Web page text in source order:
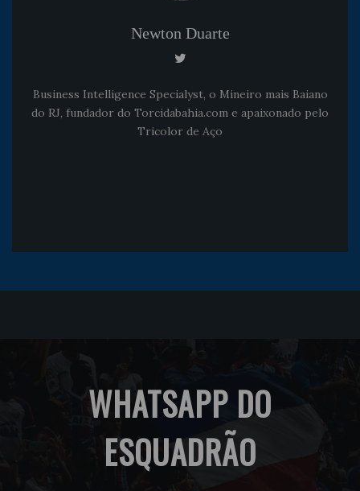
Newton Duarte
Business Intelligence Specialyst, o Mineiro mais Baiano
do RJ, fundador do Torcidabahia.com e apaixonado pelo
Tricolor de Aço
WHATSAPP DO
ESQUADRÃO